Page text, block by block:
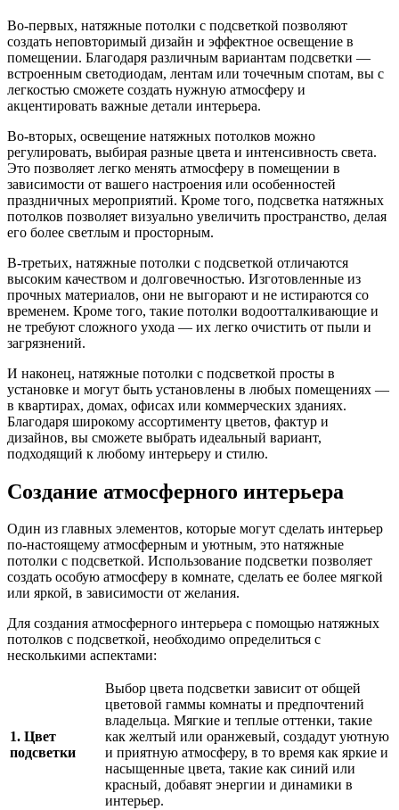
Во-первых, натяжные потолки с подсветкой позволяют
создать неповторимый дизайн и эффектное освещение в
помещении. Благодаря различным вариантам подсветки —
встроенным светодиодам, лентам или точечным спотам, вы с
легкостью сможете создать нужную атмосферу и
акцентировать важные детали интерьера.
Во-вторых, освещение натяжных потолков можно
регулировать, выбирая разные цвета и интенсивность света.
Это позволяет легко менять атмосферу в помещении в
зависимости от вашего настроения или особенностей
праздничных мероприятий. Кроме того, подсветка натяжных
потолков позволяет визуально увеличить пространство, делая
его более светлым и просторным.
В-третьих, натяжные потолки с подсветкой отличаются
высоким качеством и долговечностью. Изготовленные из
прочных материалов, они не выгорают и не истираются со
временем. Кроме того, такие потолки водоотталкивающие и
не требуют сложного ухода — их легко очистить от пыли и
загрязнений.
И наконец, натяжные потолки с подсветкой просты в
установке и могут быть установлены в любых помещениях —
в квартирах, домах, офисах или коммерческих зданиях.
Благодаря широкому ассортименту цветов, фактур и
дизайнов, вы сможете выбрать идеальный вариант,
подходящий к любому интерьеру и стилю.
Создание атмосферного интерьера
Один из главных элементов, которые могут сделать интерьер
по-настоящему атмосферным и уютным, это натяжные
потолки с подсветкой. Использование подсветки позволяет
создать особую атмосферу в комнате, сделать ее более мягкой
или яркой, в зависимости от желания.
Для создания атмосферного интерьера с помощью натяжных
потолков с подсветкой, необходимо определиться с
несколькими аспектами:
1. Цвет
подсветки
Выбор цвета подсветки зависит от общей
цветовой гаммы комнаты и предпочтений
владельца. Мягкие и теплые оттенки, такие
как желтый или оранжевый, создадут уютную
и приятную атмосферу, в то время как яркие и
насыщенные цвета, такие как синий или
красный, добавят энергии и динамики в
интерьер.